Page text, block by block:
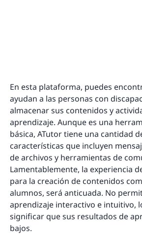
En esta plataforma, puedes
ayudan a las personas con
almacenar sus contenidos y
aprendizaje. Aunque es una
básica, ATutor tiene una cantidad
características que incluyen
de archivos y herramientas de
Lamentablemente, la experiencia
para la creación de contenidos
alumnos, será anticuada. No
aprendizaje interactivo e intuitivo,
significar que sus resultados de
bajos.